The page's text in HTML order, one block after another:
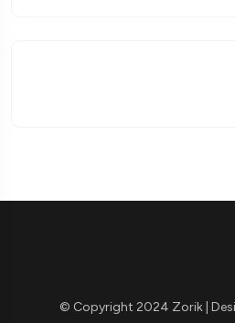
© Copyright 2024 Zorik |